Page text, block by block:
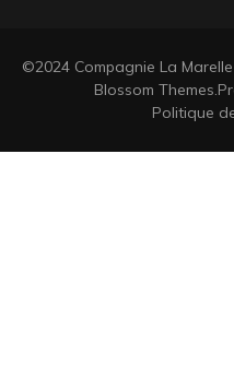
©2024 Compagnie La Marelle
Blossom Themes
Politique